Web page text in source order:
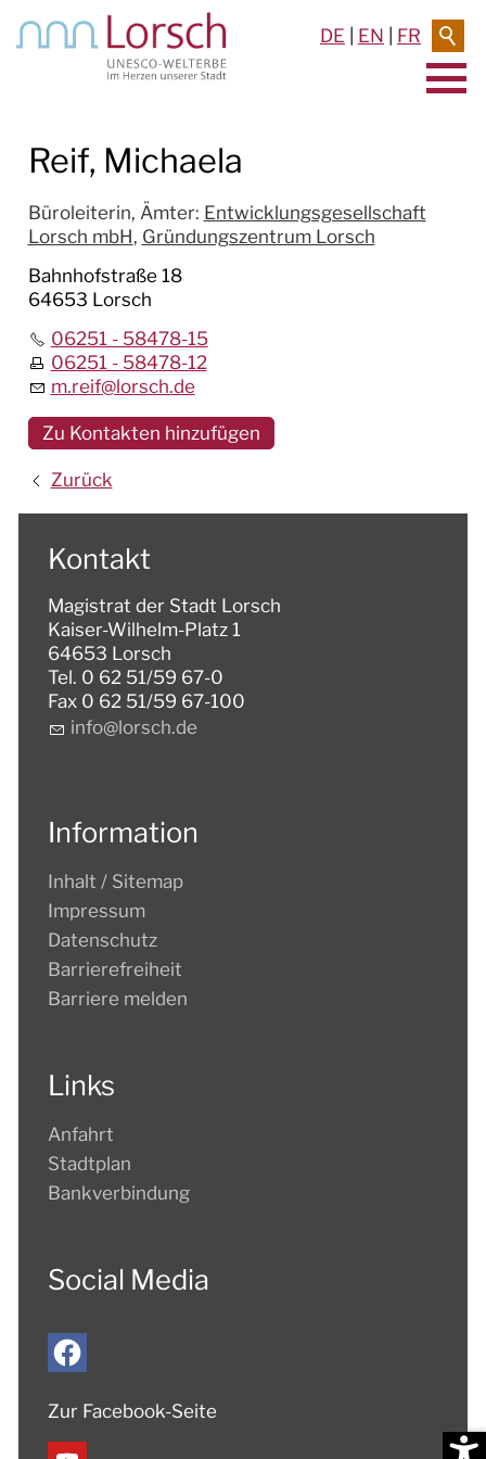
DE EN FR
BAUEN & UMWELT
LEBEN IN LORSCH
KULTUR
Reif, Michaela
Büroleiterin, Ämter: Entwicklungsgesellschaft
Lorsch mbH, Gründungszentrum Lorsch
Bahnhofstraße 18
64653 Lorsch
06251 - 58478-15
06251 - 58478-12
m.reif@lorsch.de
Zu Kontakten hinzufügen
Zurück
Kontakt
Magistrat der Stadt Lorsch
Kaiser-Wilhelm-Platz 1
64653 Lorsch
Tel. 0 62 51/59 67-0
Fax 0 62 51/59 67-100
nf
l rsch d
Information
Inhalt / Sitemap
Impressum
Datenschutz
Barrierefreiheit
Barriere melden
Links
Anfahrt
Stadtplan
Bankverbindung
Social Media
Zur Facebook-Seite